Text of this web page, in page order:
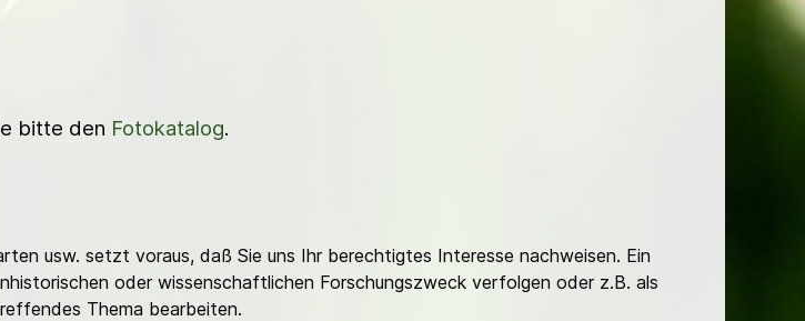
bitte den Fotokatalog.
usw. setzt voraus, daß Sie uns Ihr berechtigtes Interesse nachweisen. Ein
oder wissenschaftlichen Forschungszweck verfolgen oder z.B. als
Thema bearbeiten.